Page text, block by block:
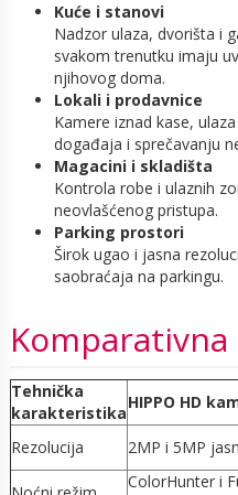
Kuće i stanovi
Nadzor ulaza, dvorišta i
svakom trenutku imaju
njihovog doma.
Lokali i prodavnice
Kamere iznad kase,
događaja i sprečavanju
Magacini i skladišta
Kontrola robe i ulaznih
neovlašćenog pristupa.
Parking prostori
Širok ugao i jasna
saobraćaja na parkingu.
Tehnička
karakteristika
HIPPO HD
Rezolucija
2MP i 5MP
ColorHunter i